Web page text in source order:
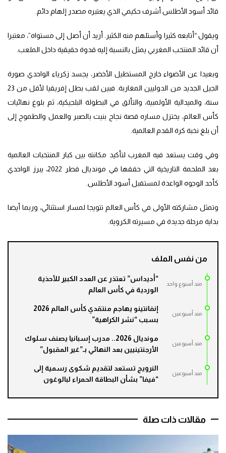
قائد أسود الأطلس أشرف حكيمي الذي يعتبره مصدر إلهام دائم.
ويقول “أتابعه كثيرا وأستلهم منه الكثير. أريد أن أصل إلى مستواه”، معتبرا
أن قائد المنتخب المغربي يمثل بالنسبة إليه قدوة حقيقية داخل الملعب.
وبعيدا عن الأضواء خارج المستطيل الأخضر، يجسد زكرياء الواحدي صورة
الجيل الجديد من الدوليين المغاربة. فبين لقب بطل إفريقيا لأقل من 23
سنة، والميدالية الأولمبية، والتألق في البطولة البلجيكية، ثم بلوغ نهائيات
كأس العالم، يختزل مساره قصة نجاح بنيت بالصبر والعمل والطموح إلى
أن بلغ نخبة كرة القدم العالمية.
وفي وقت يستعد فيه المغرب لتأكيد مكانته بين كبار المنتخبات العالمية
بعد الملحمة التاريخية التي حققها في مونديال قطر 2022، يبرز الواحدي
كأحد الوجوه الواعدة لمستقبل أسود الأطلس.
وتمثل مشاركته الأولى في كأس العالم تتويجا لمسار استثنائي، وربما أيضا
بداية مرحلة جديدة في مسيرته الكروية.
من نفس الملف
مند أسبوع واحد
“أديداس” تعتذر عن العدد الكبير للأحذية
الوردية في كأس العالم
مند أسبوعين
إنفانتينو يهاجم منتقدي كأس العالم 2026
بسبب “نشر الكراهية”
مند أسبوعين
مونديال 2026.. مدرب إسبانيا يصنف سلوك
الأرجنتينيين بعد النهائي بـ”غير المقبول”
مند أسبوعين
النرويج تستعد لتقديم شكوى رسمية إلى
“فيفا” بشأن البطاقة الحمراء لبالوغون
مقالات ذات صلة